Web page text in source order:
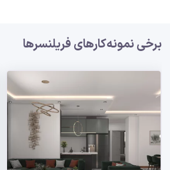
برخی نمونه‌کارهای فریلنسرها